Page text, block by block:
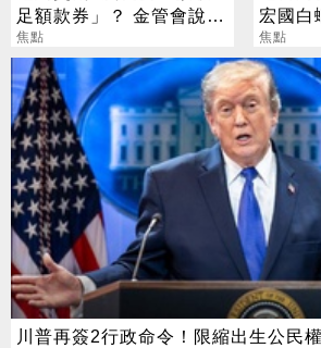
足額款券」？ 金管會說話
了
焦點
宏國白
焦點
川普再簽2行政命令！限縮出生公民